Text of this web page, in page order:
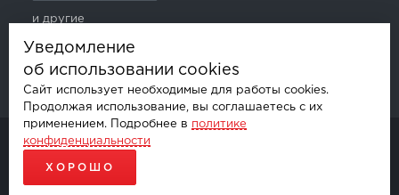
и другие
© AKSGROUP, 2026.
ПРОДАЖА И УСТАНОВКА АВТОМОБИЛЬНОЙ ЭЛЕКТРОНИКИ
ПРОДВИЖЕНИЕ САЙТОВ - SEO-ONLINE
Уведомление
об использовании cookies
Сайт использует необходимые для работы cookies.
Продолжая использование, вы соглашаетесь с их
применением. Подробнее в политике
конфиденциальности
ХОРОШО